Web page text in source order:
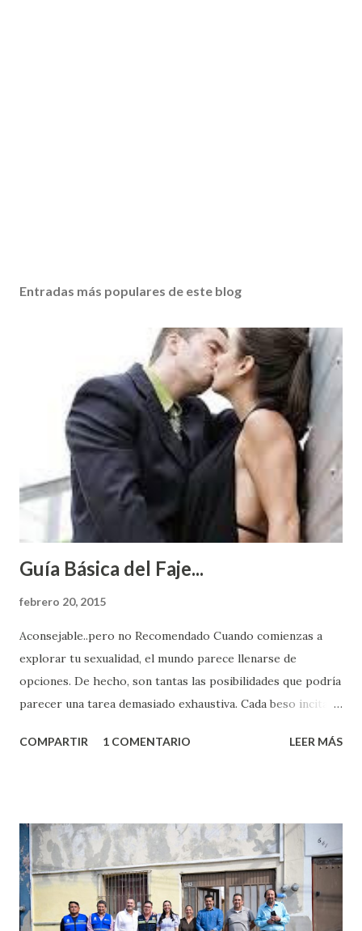
Entradas más populares de este blog
Guía Básica del Faje...
febrero 20, 2015
Aconsejable..pero no Recomendado Cuando comienzas a
explorar tu sexualidad, el mundo parece llenarse de
opciones. De hecho, son tantas las posibilidades que podría
parecer una tarea demasiado exhaustiva. Cada beso incita
partes de ti que jamás hubieras imaginado. El problema es
conoces ni la mitad de lo que deberías saber. Pero incluso
quienes ya han tenido relaciones sexuales no son expertos
o expertas en el tema. Siempre hay algo nuevo que
aprender y nuevas experiencias que conocer. Si eres una
COMPARTIR 1 COMENTARIO LEER MÁS